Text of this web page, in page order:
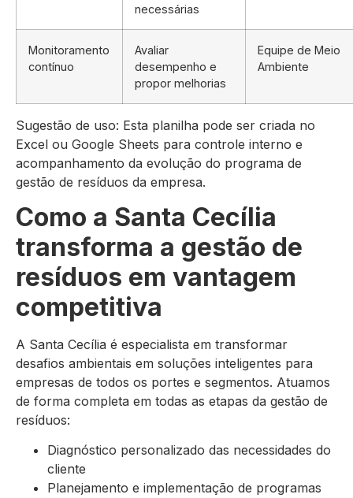
necessárias
Monitoramento
contínuo
Avaliar
desempenho e
propor melhorias
Equipe de Meio
Ambiente
Sugestão de uso: Esta planilha pode ser criada no
Excel ou Google Sheets para controle interno e
acompanhamento da evolução do programa de
gestão de resíduos da empresa.
Como a Santa Cecília
transforma a gestão de
resíduos em vantagem
competitiva
A Santa Cecília é especialista em transformar
desafios ambientais em soluções inteligentes para
empresas de todos os portes e segmentos. Atuamos
de forma completa em todas as etapas da gestão de
resíduos:
Diagnóstico personalizado das necessidades do
cliente
Planejamento e implementação de programas